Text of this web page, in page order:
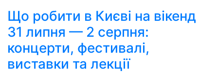
Що робити в Києві на вікенд
31 липня — 2 серпня:
концерти, фестивалі,
виставки та лекції